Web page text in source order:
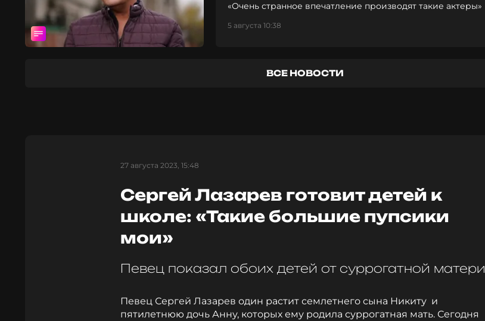
«Очень странное впечатление производят такие актеры»
5 августа 10:38
ВСЕ НОВОСТИ
27 августа 2023, 15:48
Сергей Лазарев готовит детей к
школе: «Такие большие пупсики
мои»
Певец показал обоих детей от суррогатной матери
Певец Сергей Лазарев один растит семлетнего сына Никиту и
пятилетнюю дочь Анну, которых ему родила суррогатная мать. Сегодня